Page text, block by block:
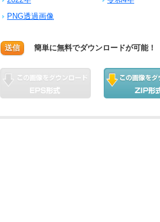
PNG透過画像
送信 簡単に無料でダウンロードが可能！